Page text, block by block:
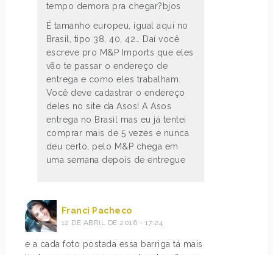
tempo demora pra chegar?bjos
É tamanho europeu, igual aqui no
Brasil, tipo 38, 40, 42… Daí você
escreve pro M&P Imports que eles
vão te passar o endereço de
entrega e como eles trabalham.
Você deve cadastrar o endereço
deles no site da Asos! A Asos
entrega no Brasil mas eu já tentei
comprar mais de 5 vezes e nunca
deu certo, pelo M&P chega em
uma semana depois de entregue
Franci Pacheco
12 DE ABRIL DE 2016 - 17:24
e a cada foto postada essa barriga tá mais